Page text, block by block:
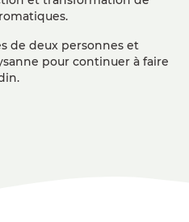
de deux personnes et
pour continuer à faire